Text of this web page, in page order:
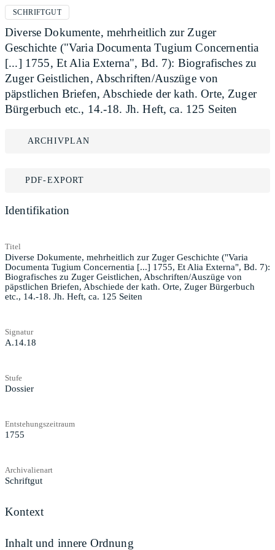
SCHRIFTGUT
Diverse Dokumente, mehrheitlich zur Zuger
Geschichte ("Varia Documenta Tugium Concernentia
[...] 1755, Et Alia Externa", Bd. 7): Biografisches zu
Zuger Geistlichen, Abschriften/Auszüge von
päpstlichen Briefen, Abschiede der kath. Orte, Zuger
Bürgerbuch etc., 14.-18. Jh. Heft, ca. 125 Seiten
ARCHIVPLAN
PDF-EXPORT
Identifikation
Titel
Diverse Dokumente, mehrheitlich zur Zuger Geschichte ("Varia
Documenta Tugium Concernentia [...] 1755, Et Alia Externa", Bd. 7):
Biografisches zu Zuger Geistlichen, Abschriften/Auszüge von
päpstlichen Briefen, Abschiede der kath. Orte, Zuger Bürgerbuch
etc., 14.-18. Jh. Heft, ca. 125 Seiten
Signatur
A.14.18
Stufe
Dossier
Entstehungszeitraum
1755
Archivalienart
Schriftgut
Kontext
Inhalt und innere Ordnung